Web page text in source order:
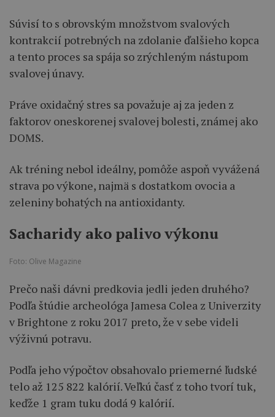
Súvisí to s obrovským množstvom svalových
kontrakcií potrebných na zdolanie ďalšieho kopca
a tento proces sa spája so zrýchleným nástupom
svalovej únavy.
Práve oxidačný stres sa považuje aj za jeden z
faktorov oneskorenej svalovej bolesti, známej ako
DOMS.
Ak tréning nebol ideálny, pomôže aspoň vyvážená
strava po výkone, najmä s dostatkom ovocia a
zeleniny bohatých na antioxidanty.
Sacharidy ako palivo výkonu
Foto: Olive Magazine
Prečo naši dávni predkovia jedli jeden druhého?
Podľa štúdie archeológa Jamesa Colea z Univerzity
v Brightone z roku 2017 preto, že v sebe videli
výživnú potravu.
Podľa jeho výpočtov obsahovalo priemerné ľudské
telo až 125 822 kalórií. Veľkú časť z toho tvorí tuk,
keďže 1 gram tuku dodá 9 kalórií.